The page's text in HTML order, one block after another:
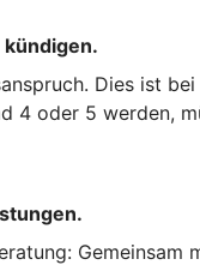
kündigen.
Dies ist
oder 5 werden,